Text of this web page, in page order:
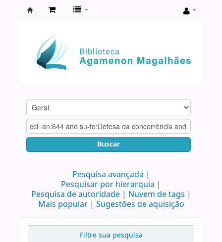
Agamenon
Magalhães
Buscar
Pesquisa avançada
Pesquisar por hierarquia
Pesquisa de autoridade
Nuvem de tags
Mais popular
Sugestões de aquisição
Filtre sua pesquisa